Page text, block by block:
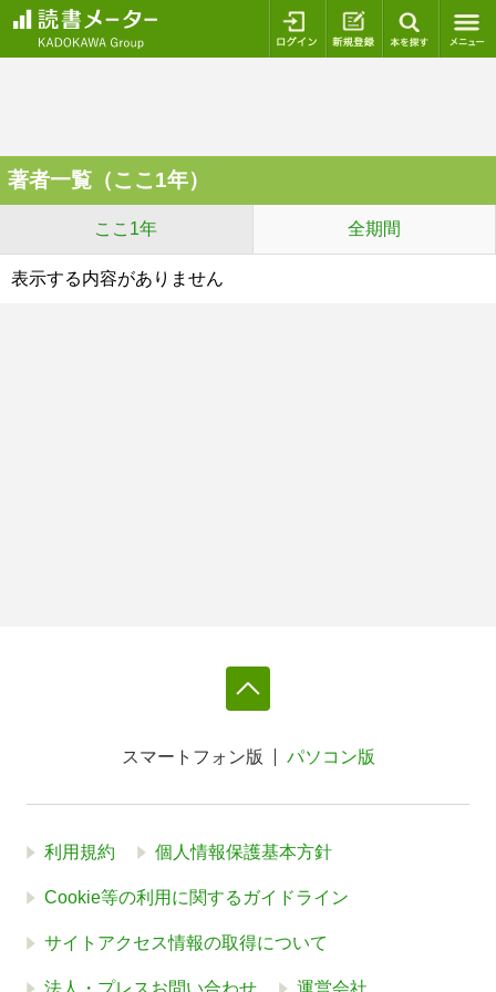
ログイン 新規登録
著者一覧（ここ1年）
ここ1年 全期間
表示する内容がありません
スマートフォン版 パソコン版
利用規約 個人情報保護基本方針
Cookie等の利用に関するガイドライン
サイトアクセス情報の取得について
法人・プレスお問い合わせ 運営会社